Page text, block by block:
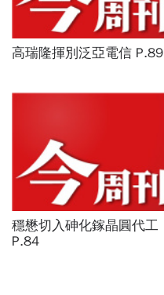
高瑞隆揮別泛亞電信 P.89
穩懋切入砷化鎵晶圓代工
P.84